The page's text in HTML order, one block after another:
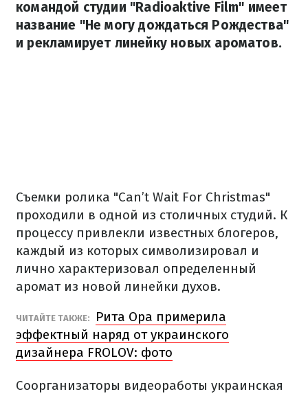
командой студии "Radioaktive Film" имеет
название "Не могу дождаться Рождества"
и рекламирует линейку новых ароматов.
Съемки ролика "Can’t Wait For Christmas"
проходили в одной из столичных студий. К
процессу привлекли известных блогеров,
каждый из которых символизировал и
лично характеризовал определенный
аромат из новой линейки духов.
ЧИТАЙТЕ ТАКЖЕ:
Рита Ора примерила
эффектный наряд от украинского
дизайнера FROLOV: фото
Соорганизаторы видеоработы украинская